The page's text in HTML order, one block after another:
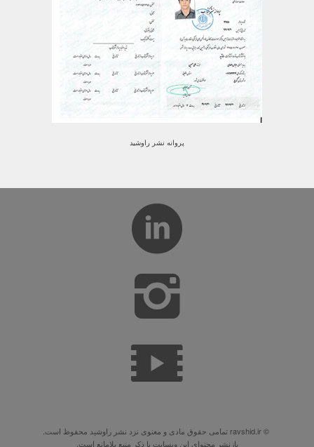
پروانه نشر راوشید
© ravshid.ir تمامی حقوق مادی و معنوی نزد نشر راوشید محفوظ است.
بازنشر محتوای این وبسایت با ذکر منبع بلامانع است.